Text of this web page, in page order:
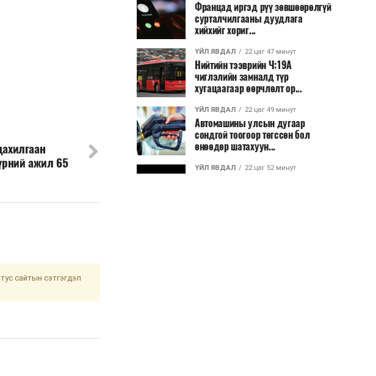
ажил 65
сайтын сэтгэгдэл
Францад иргэд рүү зөвшөөрөлгүй
сурталчилгааны дуудлага
хийхийг хориг...
ҮЙЛ ЯВДАЛ 22 цаг 47 минут
Нийтийн тээврийн Ч:19А
чиглэлийн замналд түр
хугацаагаар өөрчлөлт ор...
ҮЙЛ ЯВДАЛ 22 цаг 49 минут
Автомашины улсын дугаар
сондгой тоогоор төгссөн бол
өнөөдөр шатахуун...
ҮЙЛ ЯВДАЛ 22 цаг 52 минут